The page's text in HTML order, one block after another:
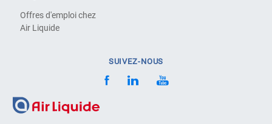
Offres d'emploi chez
Air Liquide
SUIVEZ-NOUS